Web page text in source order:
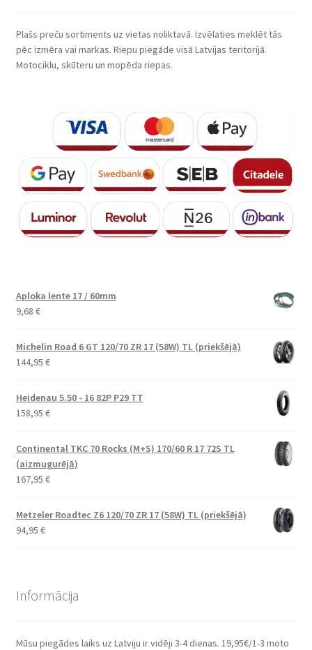
Plašs preču sortiments uz vietas noliktavā. Izvēlaties meklēt tās
pēc izmēra vai markas. Riepu piegāde visā Latvijas teritorijā.
Motociklu, skūteru un mopēda riepas.
Aploka lente 17 / 60mm
9,68 €
Michelin Road 6 GT 120/70 ZR 17 (58W) TL (priekšējā)
144,95 €
Heidenau 5.50 - 16 82P P29 TT
158,95 €
Continental TKC 70 Rocks (M+S) 170/60 R 17 72S TL
(aizmugurējā)
167,95 €
Metzeler Roadtec Z6 120/70 ZR 17 (58W) TL (priekšējā)
94,95 €
Informācija
Mūsu piegādes laiks uz Latviju ir vidēji 3-4 dienas. 19,95€/1-3 moto